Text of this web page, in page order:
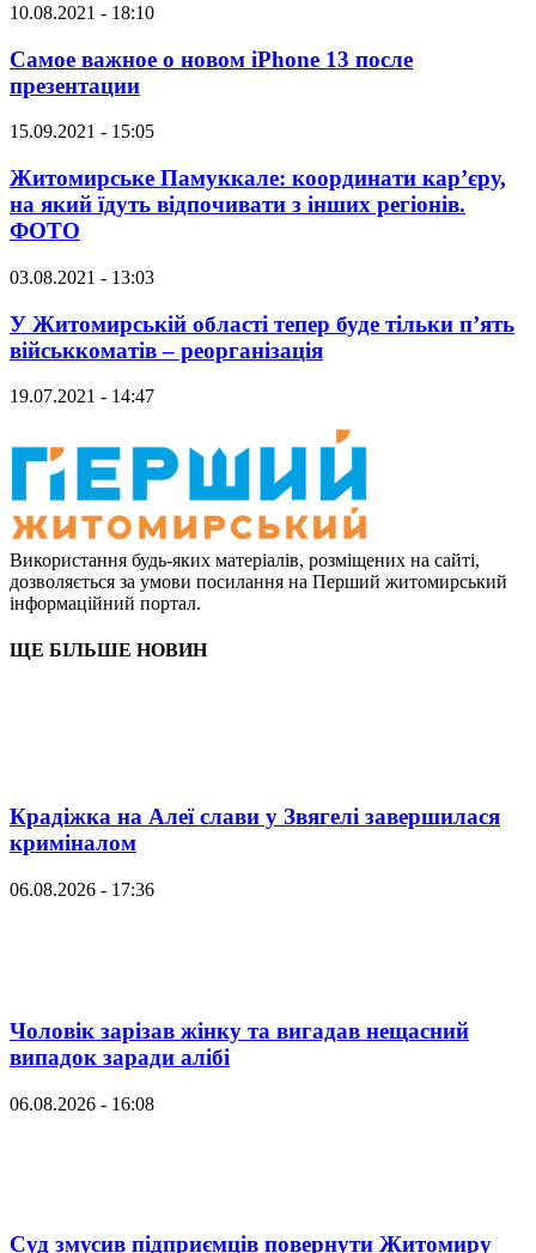
10.08.2021 - 18:10
Самое важное о новом iPhone 13 после
презентации
15.09.2021 - 15:05
Житомирське Памуккале: координати кар’єру,
на який їдуть відпочивати з інших регіонів.
ФОТО
03.08.2021 - 13:03
У Житомирській області тепер буде тільки п’ять
військкоматів – реорганізація
19.07.2021 - 14:47
Використання будь-яких матеріалів, розміщених на сайті,
дозволяється за умови посилання на Перший житомирський
інформаційний портал.
ЩЕ БІЛЬШЕ НОВИН
Крадіжка на Алеї слави у Звягелі завершилася
криміналом
06.08.2026 - 17:36
Чоловік зарізав жінку та вигадав нещасний
випадок заради алібі
06.08.2026 - 16:08
Суд змусив підприємців повернути Житомиру